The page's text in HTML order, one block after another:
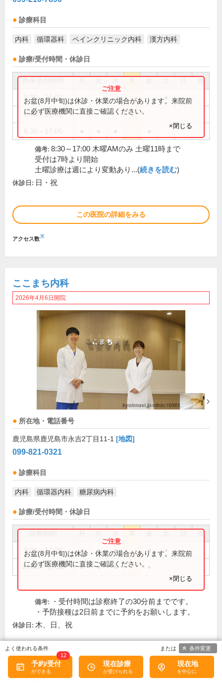
診療科目
内科 循環器科 ペインクリニック内科 漢方内科
診療/受付時間・休診日
祝
8:30～11:00
8:30～12:00 ●
お盆(8月中旬)は休診・休業の場合があります。来院前
に必ず医療機関に直接ご確認ください。
×閉じる
備考: 8:30～17:00 木曜AMのみ 土曜11時まで
受付は7時より開始
土曜診療は週により変動あり...(続きを読む)
休診日: 日・祝
この医院の詳細をみる
アクセス数※
ここまち内科
2026年4月6日開院
所在地・電話番号
鹿児島県鹿児島市永吉2丁目11-1 [地図]
099-821-0321
診療科目
内科 循環器内科 糖尿病内科
診療/受付時間・休診日
祝
9:00～12:30 ● ● ● ●
14:00～17:30 ● ● ●
お盆(8月中旬)は休診・休業の場合があります。来院前
に必ず医療機関に直接ご確認ください。
×閉じる
備考:
・受付時間は診察終了の30分前までです。
・予防接種は2日前までに予約をお願いします。
休診日: 木、日、祝
この医院の詳細をみる
※
予約/受付
12
現在診療 現在地
条件変更